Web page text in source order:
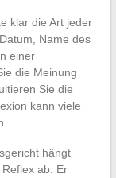
klar die Art jeder
Name des
einer
die Meinung
Sie die
kann viele
hängt
ab: Er